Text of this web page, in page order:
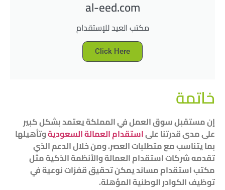
al-eed.com
مكتب العيد للإستقدام
Click Here
خاتمة
إن مستقبل سوق العمل في المملكة يعتمد بشكل كبير
على مدى قدرتنا علىاستقدام العمالة السعوديةوتأهيلها
بما يتناسب مع متطلبات العصر. ومن خلال الدعم الذي
تقدمه شركات استقدام العمالة والأنظمة الذكية مثل
مكتب استقدام مساند يمكن تحقيق قفزات نوعية في
توظيف الكوادر الوطنية المؤهلة.